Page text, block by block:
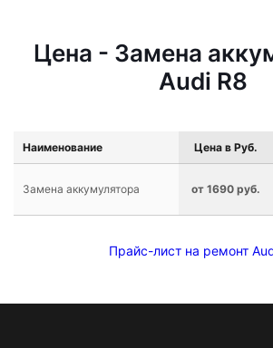
Цена - Замена
Audi R8
Наименование Цена в Руб.
Замена аккумулятора от 1690 руб.
Прайс-лист на ремонт